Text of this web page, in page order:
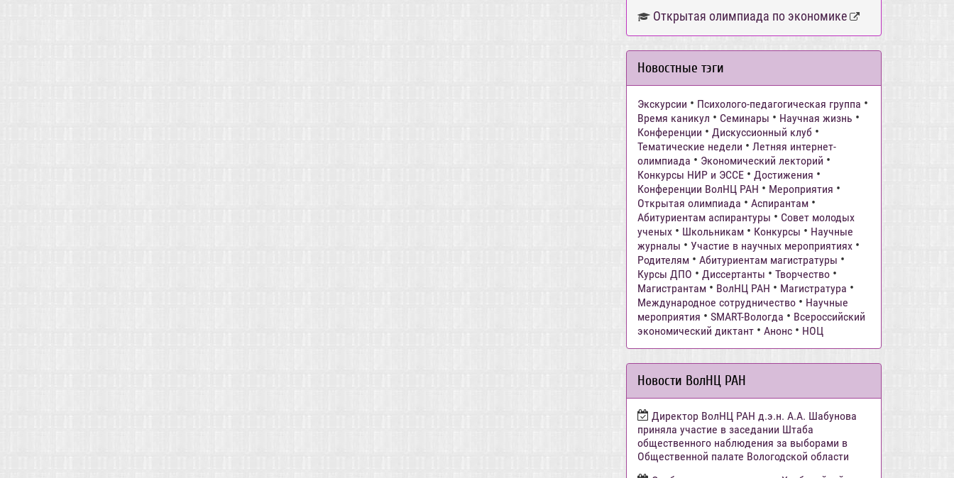
Открытая олимпиада по экономике
Новостные тэги
Экскурсии • Психолого-педагогическая группа •
Время каникул • Семинары • Научная жизнь •
Конференции • Дискуссионный клуб •
Тематические недели • Летняя интернет-
олимпиада • Экономический лекторий •
Конкурсы НИР и ЭССЕ • Достижения •
Конференции ВолНЦ РАН • Мероприятия •
Открытая олимпиада • Аспирантам •
Абитуриентам аспирантуры • Совет молодых
ученых • Школьникам • Конкурсы • Научные
журналы • Участие в научных мероприятиях •
Родителям • Абитуриентам магистратуры •
Курсы ДПО • Диссертанты • Творчество •
Магистрантам • ВолНЦ РАН • Магистратура •
Международное сотрудничество • Научные
мероприятия • SMART-Вологда • Всероссийский
экономический диктант • Анонс • НОЦ
Новости ВолНЦ РАН
Директор ВолНЦ РАН д.э.н. А.А. Шабунова
приняла участие в заседании Штаба
общественного наблюдения за выборами в
Общественной палате Вологодской области